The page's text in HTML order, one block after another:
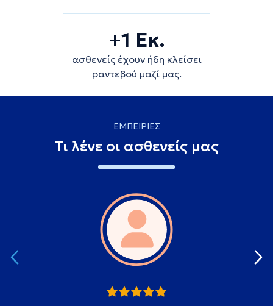
+1 Εκ.
ασθενείς έχουν ήδη κλείσει
ραντεβού μαζί μας.
ΕΜΠΕΙΡΙΕΣ
Τι λένε οι ασθενείς μας